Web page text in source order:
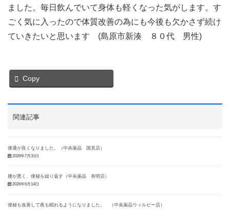
ました。毎日飲んでいて身体も軽くなった気がします。す
ごく気に入ったので体質改善の為にも今後も欠かさず続け
ていきたいと思います (島原市新湊 ８０代 男性)
Copy
関連記事
便通が良くなりました。（中央薬品 国見店）
2026年7月31日
腰が悪く、便秘を繰り返す（中央薬品 有明店）
2026年6月14日
便秘も改善して夜も眠れるようになりました。 （中央薬品ウィルビー店）